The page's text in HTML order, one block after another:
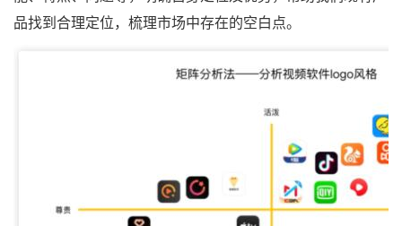
品找到合理定位，梳理市场中存在的空白点。